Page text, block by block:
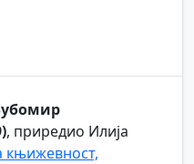
, приредио Илија
књижевност,